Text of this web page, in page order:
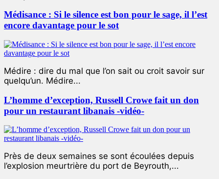
Médisance : Si le silence est bon pour le sage, il l’est
encore davantage pour le sot
Médire : dire du mal que l’on sait ou croit savoir sur
quelqu’un. Médire...
L’homme d’exception, Russell Crowe fait un don
pour un restaurant libanais -vidéo-
Près de deux semaines se sont écoulées depuis
l’explosion meurtrière du port de Beyrouth,...